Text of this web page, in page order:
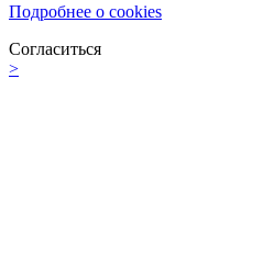
Подробнее о cookies
Согласиться
>